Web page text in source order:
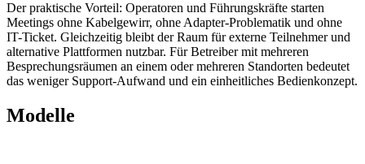
Der praktische Vorteil: Operatoren und Führungskräfte starten
Meetings ohne Kabelgewirr, ohne Adapter-Problematik und ohne
IT-Ticket. Gleichzeitig bleibt der Raum für externe Teilnehmer und
alternative Plattformen nutzbar. Für Betreiber mit mehreren
Besprechungsräumen an einem oder mehreren Standorten bedeutet
das weniger Support-Aufwand und ein einheitliches Bedienkonzept.
Modelle